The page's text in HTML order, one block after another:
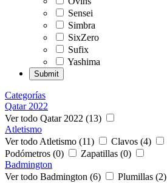
Sensei
Simbra
SixZero
Sufix
Yashima
Categorías
Qatar 2022
Ver todo Qatar 2022 (13)
Atletismo
Ver todo Atletismo (11)
Clavos (4)
Podómetros (0)
Zapatillas (0)
Badmington
Ver todo Badmington (6)
Plumillas (2)